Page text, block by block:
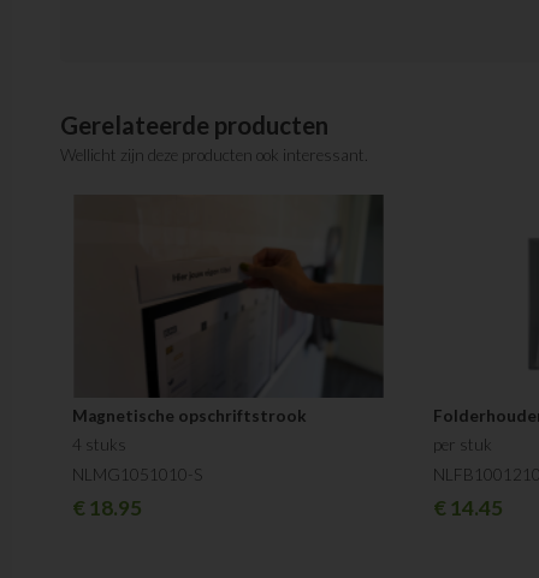
Gerelateerde producten
Wellicht zijn deze producten ook interessant.
Magnetische opschriftstrook
4 stuks
NLMG1051010-S
€18.95
per stuk
€14.45